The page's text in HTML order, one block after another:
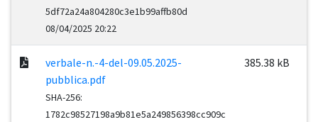
5df72a24a804280c3e1b99affb80d
08/04/2025 20:22
verbale-n.-4-del-09.05.2025-
pubblica.pdf
SHA-256:
1782c98527198a9b81e5a249856398cc909c
385.38 kB